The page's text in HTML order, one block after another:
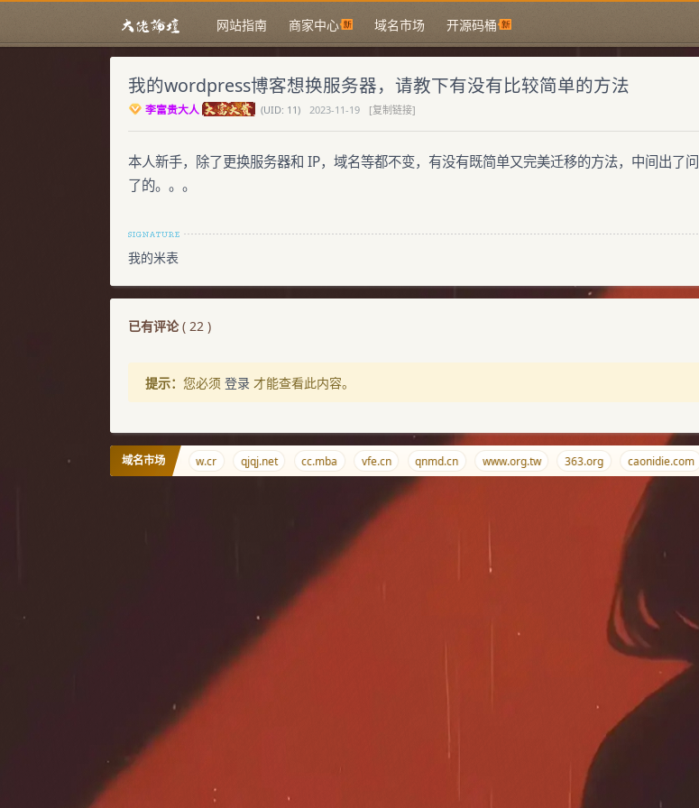
网站指南 商家中心 域名市场 开源码桶
我的wordpress博客想换服务器，请教下有没有比较简单的方法
李富贵大人 (UID: 11) 2023-11-19
[复制链接]
本人新手，除了更换服务器和 IP，域名等都不变，有没有既简单又完美迁移的方法，中间出了
了的。。。
我的米表
已有评论( 22 )
提示： 您必须 登录 才能查看此内容。
域名市场
haodaohang.com w.cr qjqj.net cc.mba vfe.cn qnmd.cn www.org.tw 363.org caonidie.com